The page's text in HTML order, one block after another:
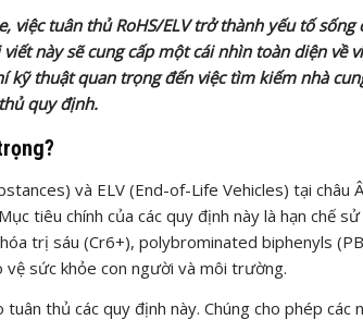
việc tuân thủ RoHS/ELV trở thành yếu tố sống
này sẽ cung cấp một cái nhìn toàn diện về
kỹ thuật quan trọng đến việc tìm kiếm nhà
quy định.
và ELV (End-of-Life Vehicles) tại châu
tiêu chính của các quy định này là hạn chế
trị sáu (Cr6+), polybrominated biphenyls
sức khỏe con người và môi trường.
thủ các quy định này. Chúng cho phép các